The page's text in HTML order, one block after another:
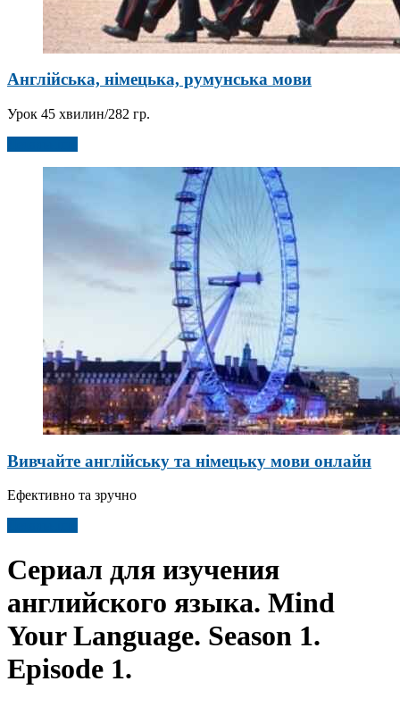
Англійська, німецька, румунська мови
Урок 45 хвилин/282 гр.
Вивчайте англійську та німецьку мови онлайн
Ефективно та зручно
Сериал для изучения
английского языка. Mind
Your Language. Season 1.
Episode 1.